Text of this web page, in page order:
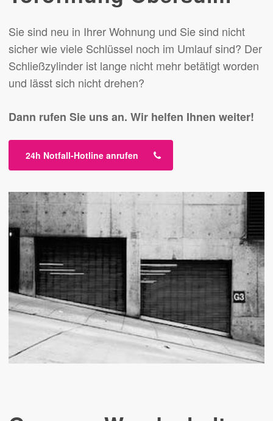
Sie sind neu in Ihrer Wohnung und Sie sind nicht
sicher wie viele Schlüssel noch im Umlauf sind? Der
Schließzylinder ist lange nicht mehr betätigt worden
und lässt sich nicht drehen?
Dann rufen Sie uns an. Wir helfen Ihnen weiter!
24h Notfall-Hotline anrufen